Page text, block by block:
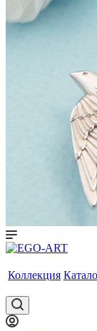
Коллекция